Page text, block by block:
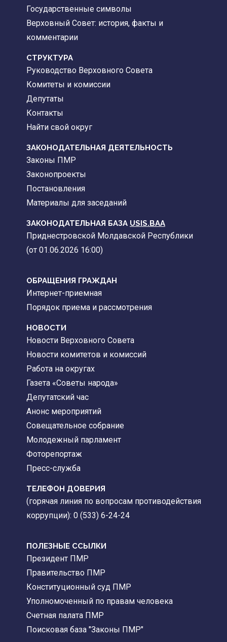
Государственные символы
Верховный Совет: история, факты и
комментарии
CТРУКТУРА
Руководство Верховного Совета
Комитеты и комиссии
Депутаты
Контакты
Найти свой округ
ЗАКОНОДАТЕЛЬНАЯ ДЕЯТЕЛЬНОСТЬ
Законы ПМР
Законопроекты
Постановления
Материалы для заседаний
ЗАКОНОДАТЕЛЬНАЯ БАЗА USIS.BAA
Приднестровской Молдавской Республики
(от 01.06.2026 16:00)
ОБРАЩЕНИЯ ГРАЖДАН
Интернет-приемная
Порядок приема и рассмотрения
НОВОСТИ
Новости Верховного Совета
Новости комитетов и комиссий
Работа на округах
Газета «Советы народа»
Депутатский час
Анонс мероприятий
Совещательное собрание
Молодежный парламент
Фоторепортаж
Пресс-служба
ТЕЛЕФОН ДОВЕРИЯ
(горячая линия по вопросам противодействия
коррупции): 0 (533) 6-24-24
ПОЛЕЗНЫЕ ССЫЛКИ
Президент ПМР
Правительство ПМР
Конституционный суд ПМР
Уполномоченный по правам человека
Счетная палата ПМР
Поисковая база "Законы ПМР"